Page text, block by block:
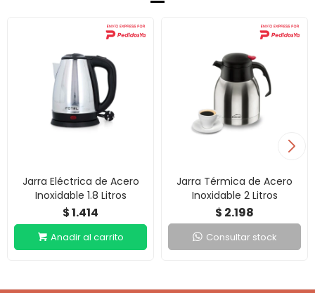
Jarra Eléctrica de Acero
Inoxidable 1.8 Litros
$1.414
Jarra Térmica de Acero
Inoxidable 2 Litros
$ 2.198
Consultar stock